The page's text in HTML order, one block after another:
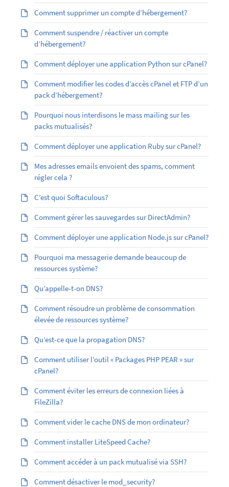
Comment supprimer un compte d’hébergement?
Comment suspendre / réactiver un compte
d’hébergement?
Comment déployer une application Python sur cPanel?
Comment modifier les codes d’accès cPanel et FTP d’un
pack d’hébergement?
Pourquoi nous interdisons le mass mailing sur les
packs mutualisés?
Comment déployer une application Ruby sur cPanel?
Mes adresses emails envoient des spams, comment
régler cela ?
C’est quoi Softaculous?
Comment gérer les sauvegardes sur DirectAdmin?
Comment déployer une application Node.js sur cPanel?
Pourquoi ma messagerie demande beaucoup de
ressources système?
Qu’appelle-t-on DNS?
Comment résoudre un problème de consommation
élevée de ressources système?
Qu’est-ce que la propagation DNS?
Comment utiliser l’outil « Packages PHP PEAR » sur
cPanel?
Comment éviter les erreurs de connexion liées à
FileZilla?
Comment vider le cache DNS de mon ordinateur?
Comment installer LiteSpeed Cache?
Comment accéder à un pack mutualisé via SSH?
Comment désactiver le mod_security?